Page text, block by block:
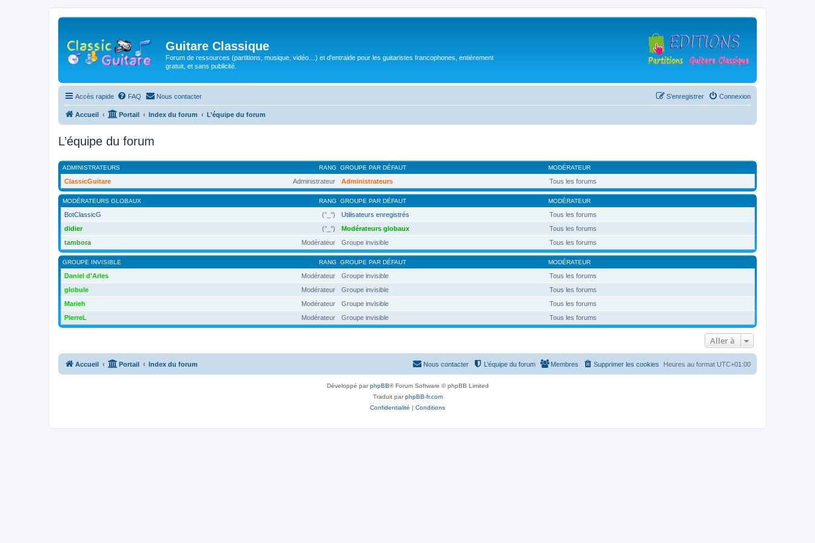
Guitare Classique
Forum de ressources (partitions, musique, vidéo…) et d'entraide pour les guitaristes francophones, entièrement
gratuit, et sans publicité.
Accès rapide FAQ Nous contacter Connexion
S’enregistrer
Accueil Portail Index du forum L’équipe du forum
L’équipe du forum
RANG
ADMINISTRATEURS GROUPE PAR DÉFAUT MODÉRATEUR
Administrateur
ClassicGuitare Administrateurs Tous les forums
RANG
MODÉRATEURS GLOBAUX GROUPE PAR DÉFAUT MODÉRATEUR
(°_°)
BotClassicG Utilisateurs enregistrés
Tous les forums
(°_°)
didier Modérateurs globaux
Tous les forums
Modérateur
tambora Groupe invisible Tous les forums
RANG
GROUPE INVISIBLE GROUPE PAR DÉFAUT MODÉRATEUR
Modérateur
Daniel d'Arles Groupe invisible
Tous les forums
Modérateur
globule Groupe invisible
Tous les forums
Modérateur
Marieh Groupe invisible
Tous les forums
Modérateur
PierreL Groupe invisible Tous les forums
Aller à
Accueil Portail Index du forum Heures au format UTC+01:00
Supprimer les cookies
Membres
L’équipe du forum
Nous contacter
Développé parphpBB® Forum Software © phpBB Limited
Traduit parphpBB-fr.com
Confidentialité | Conditions